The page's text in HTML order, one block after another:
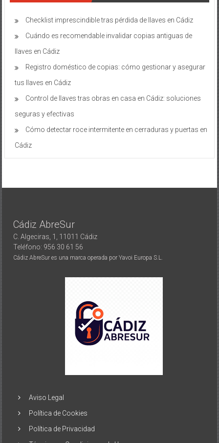
Checklist imprescindible tras pérdida de llaves en Cádiz
Cuándo es recomendable invalidar copias antiguas de
llaves en Cádiz
Registro doméstico de copias: cómo gestionar y asegurar
tus llaves en Cádiz
Control de llaves tras obras en casa en Cádiz: soluciones
seguras y efectivas
Cómo detectar roce intermitente en cerraduras y puertas en
Cádiz
Cádiz AbreSur
C. Algeciras, 1, 11011 Cádiz
Teléfono: 956 30 61 56
Cádiz AbreSur es una marca operada por Yavoi Europa S.L.
Aviso Legal
Política de Cookies
Política de Privacidad